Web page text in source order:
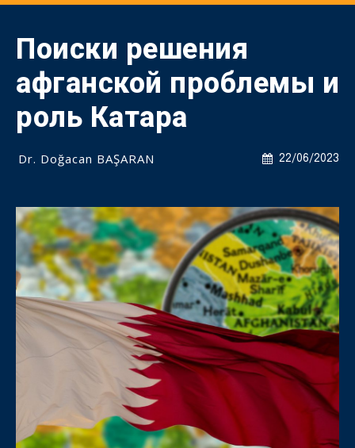
Поиски решения
афганской проблемы и
роль Катара
22/06/2023
Dr. Doğacan BAŞARAN